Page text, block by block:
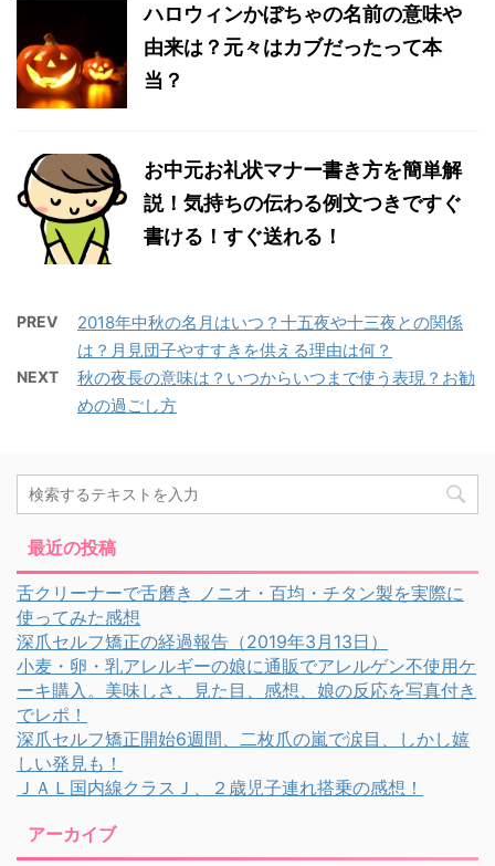
ハロウィンかぼちゃの名前の意味や
由来は？元々はカブだったって本
当？
お中元お礼状マナー書き方を簡単解
説！気持ちの伝わる例文つきですぐ
書ける！すぐ送れる！
PREV
2018年中秋の名月はいつ？十五夜や十三夜との関係
は？月見団子やすすきを供える理由は何？
NEXT
秋の夜長の意味は？いつからいつまで使う表現？お勧
めの過ごし方
最近の投稿
舌クリーナーで舌磨き ノニオ・百均・チタン製を実際に
使ってみた感想
深爪セルフ矯正の経過報告（2019年3月13日）
小麦・卵・乳アレルギーの娘に通販でアレルゲン不使用ケ
ーキ購入。美味しさ、見た目、感想、娘の反応を写真付き
でレポ！
深爪セルフ矯正開始6週間、二枚爪の嵐で涙目、しかし嬉
しい発見も！
ＪＡＬ国内線クラスＪ、２歳児子連れ搭乗の感想！
アーカイブ